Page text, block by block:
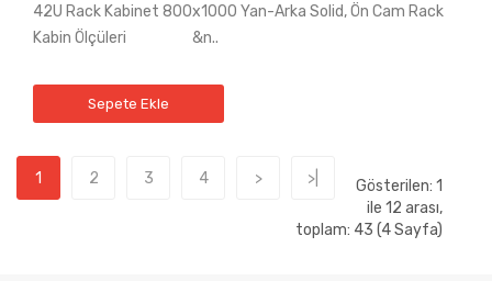
42U Rack Kabinet 800x1000 Yan-Arka Solid, Ön Cam Rack
Kabin Ölçüleri &n..
Sepete Ekle
1 2 3 4 > >|
Gösterilen: 1
ile 12 arası,
toplam: 43 (4 Sayfa)